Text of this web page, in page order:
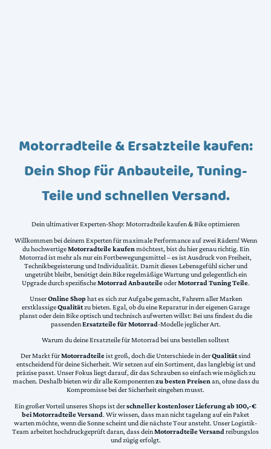
Motorradteile & Ersatzteile kaufen:
Dein Shop für Anbauteile, Tuning-
Teile und schnellen Versand.
Dein ultimativer Experten-Shop: Motorradteile kaufen & Bike optimieren
Willkommen bei deinem Experten für maximale Performance auf zwei Rädern! Wenn
du hochwertigeMotorradteile kaufen möchtest, bist du hier genau richtig. Ein
Motorrad ist mehr als nur ein Fortbewegungsmittel – es ist Ausdruck von Freiheit,
Technikbegeisterung und Individualität. Damit dieses Lebensgefühl sicher und
ungetrübt bleibt, benötigt dein Bike regelmäßige Wartung und gelegentlich ein
Upgrade durch spezifischeMotorrad AnbauteileoderMotorrad Tuning Teile.
UnserOnline Shophat es sich zur Aufgabe gemacht, Fahrern aller Marken
erstklassigeQualitätzu bieten. Egal, ob du eine Reparatur in der eigenen Garage
planst oder dein Bike optisch und technisch aufwerten willst: Bei uns findest du die
passendenErsatzteile für Motorrad-Modelle jeglicher Art.
Warum du deine Ersatzteile für Motorrad bei uns bestellen solltest
Der Markt fürMotorradteileist groß, doch die Unterschiede in derQualitätsind
entscheidend für deine Sicherheit. Wir setzen auf ein Sortiment, das langlebig ist und
präzise passt. Unser Fokus liegt darauf, dir das Schrauben so einfach wie möglich zu
machen. Deshalb bieten wir dir alle Komponentenzu besten Preisenan, ohne dass du
Kompromisse bei der Sicherheit eingehen musst.
Ein großer Vorteil unseres Shops ist derschneller kostenloser Lieferung ab 100,-€
bei Motorradteile Versand. Wir wissen, dass man nicht tagelang auf ein Paket
warten möchte, wenn die Sonne scheint und die nächste Tour ansteht. Unser Logistik-
Team arbeitet hochdruckgeprüft daran, dass deinMotorradteile Versand reibungslos
und zügig erfolgt.